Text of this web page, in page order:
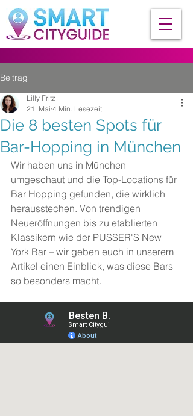
Beitrag
Die 8 besten Spots für
Bar-Hopping in München
Lilly Fritz
21. Mai 4 Min. Lesezeit
Wir haben uns in München
umgeschaut und die Top-Locations für
Bar Hopping gefunden, die wirklich
herausstechen. Von trendigen
Neueröffnungen bis zu etablierten
Klassikern wie der PUSSER'S New
York Bar – wir geben euch in unserem
Artikel einen Einblick, was diese Bars
so besonders macht.